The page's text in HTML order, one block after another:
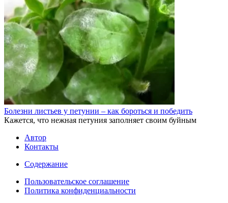
Болезни листьев у петунии – как бороться и победить
Кажется, что нежная петуния заполняет своим буйным
Автор
Контакты
Содержание
Пользовательское соглашение
Политика конфиденциальности